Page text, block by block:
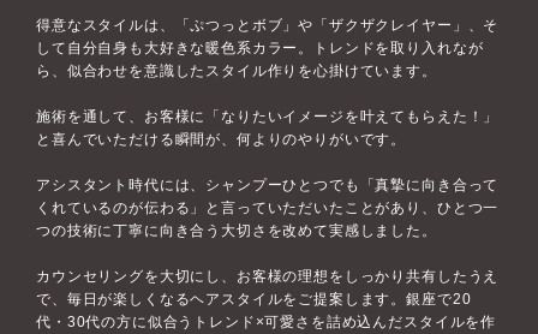
得意なスタイルは、「ぷつっとボブ」や「ザクザクレイヤー」、そ
して自分自身も大好きな暖色系カラー。トレンドを取り入れなが
ら、似合わせを意識したスタイル作りを心掛けています。
施術を通して、お客様に「なりたいイメージを叶えてもらえた！」
と喜んでいただける瞬間が、何よりのやりがいです。
アシスタント時代には、シャンプーひとつでも「真摯に向き合って
くれているのが伝わる」と言っていただいたことがあり、ひとつ一
つの技術に丁寧に向き合う大切さを改めて実感しました。
カウンセリングを大切にし、お客様の理想をしっかり共有したうえ
で、毎日が楽しくなるヘアスタイルをご提案します。銀座で20
代・30代の方に似合うトレンド×可愛さを詰め込んだスタイルを作